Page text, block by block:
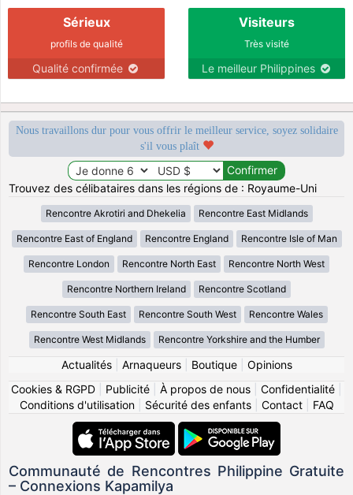
Sérieux
profils de qualité
Qualité confirmée
Visiteurs
Très visité
Le meilleur Philippines
Nous travaillons dur pour vous offrir le meilleur service, soyez solidaire
s'il vous plaît
Trouvez des célibataires dans les régions de : Royaume-Uni
Rencontre Akrotiri and Dhekelia Rencontre East Midlands
Rencontre East of England Rencontre England Rencontre Isle of Man
Rencontre London Rencontre North East Rencontre North West
Rencontre Northern Ireland Rencontre Scotland
Rencontre South East Rencontre South West Rencontre Wales
Rencontre West Midlands Rencontre Yorkshire and the Humber
Actualités| Arnaqueurs| Boutique| Opinions
Cookies & RGPD
Publicité À propos de nous Confidentialité
Conditions d'utilisation| Sécurité des enfants| Contact| FAQ
Communauté de Rencontres Philippine Gratuite
– Connexions Kapamilya